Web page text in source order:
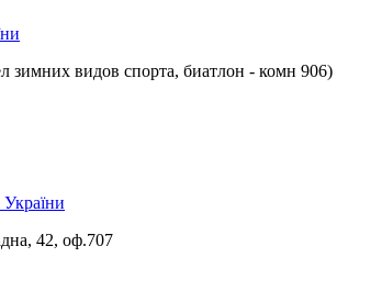
зимних видов спорта, биатлон - комн 906)
України
42, оф.707